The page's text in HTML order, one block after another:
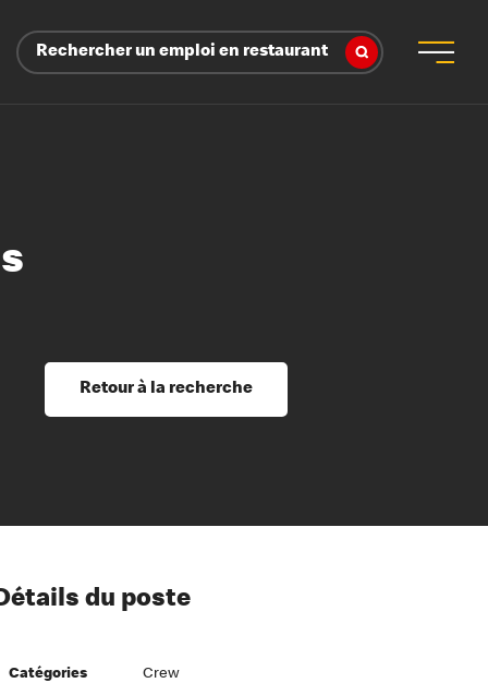
Rechercher un emploi en restaurant
et perfectionnement
du savoir
à l’égard de nos employés
directeurs
équité et inclusion
Retour à la recherche
du poste
Catégories Crew